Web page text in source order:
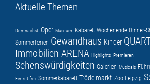
Aktuelle Themen
Demnächst Oper Museum Kabarett Wochenende Dinner-
Sommerferien Gewandhaus Kinder
Immobilien ARENA Highlights Premieren
Sehenswürdigkeiten Galerien Musicals
Eintritt frei Sommerkabarett Trödelmarkt Zoo Leipzig